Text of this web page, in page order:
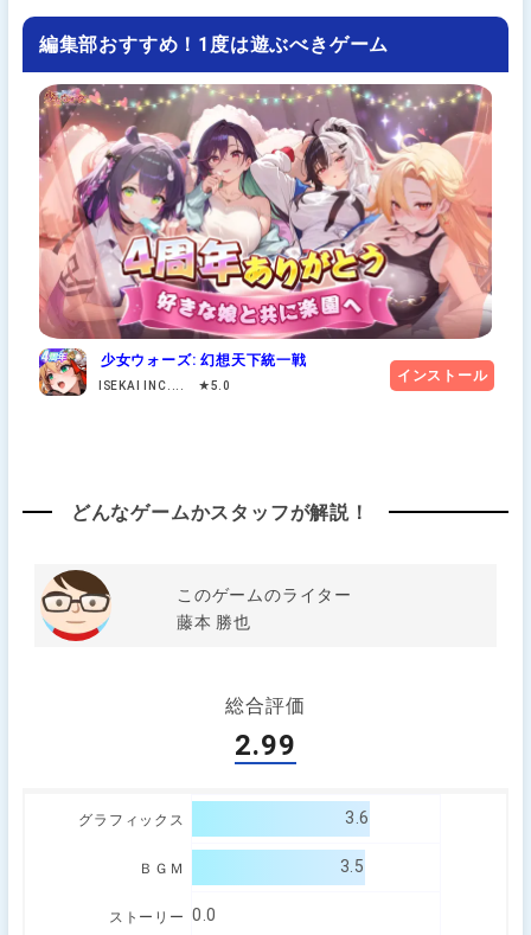
編集部おすすめ！1度は遊ぶべきゲーム
少女ウォーズ: 幻想天下統一戦
ISEKAI INC.... ★5.0
インストール
どんなゲームかスタッフが解説！
このゲームのライター
藤本 勝也
総合評価
2.99
グラフィックス 3.6
ＢＧＭ 3.5
ストーリー 0.0